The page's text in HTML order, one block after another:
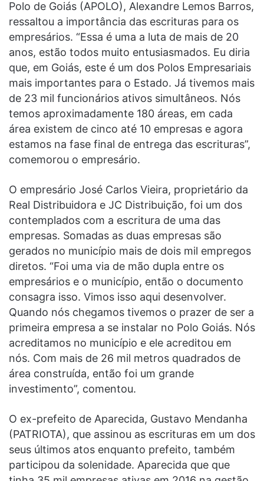
Polo de Goiás (APOLO), Alexandre Lemos Barros,
ressaltou a importância das escrituras para os
empresários. “Essa é uma a luta de mais de 20
anos, estão todos muito entusiasmados. Eu diria
que, em Goiás, este é um dos Polos Empresariais
mais importantes para o Estado. Já tivemos mais
de 23 mil funcionários ativos simultâneos. Nós
temos aproximadamente 180 áreas, em cada
área existem de cinco até 10 empresas e agora
estamos na fase final de entrega das escrituras”,
comemorou o empresário.
O empresário José Carlos Vieira, proprietário da
Real Distribuidora e JC Distribuição, foi um dos
contemplados com a escritura de uma das
empresas. Somadas as duas empresas são
gerados no município mais de dois mil empregos
diretos. “Foi uma via de mão dupla entre os
empresários e o município, então o documento
consagra isso. Vimos isso aqui desenvolver.
Quando nós chegamos tivemos o prazer de ser a
primeira empresa a se instalar no Polo Goiás. Nós
acreditamos no município e ele acreditou em
nós. Com mais de 26 mil metros quadrados de
área construída, então foi um grande
investimento”, comentou.
O ex-prefeito de Aparecida, Gustavo Mendanha
(PATRIOTA), que assinou as escrituras em um dos
seus últimos atos enquanto prefeito, também
participou da solenidade. Aparecida que que